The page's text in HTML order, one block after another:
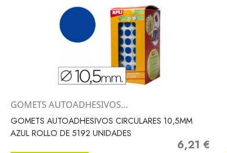
Vista rápida
GOMETS AUTOADHESIVOS...
GOMETS AUTOADHESIVOS CIRCULARES 10,5MM
AZUL ROLLO DE 5192 UNIDADES
Precio
6,21 €